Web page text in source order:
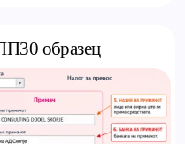
образец